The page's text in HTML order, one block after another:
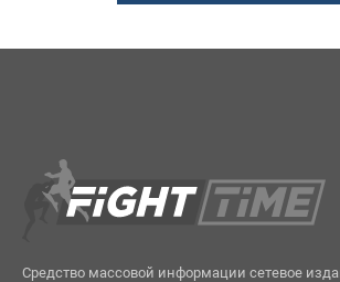
Средство массовой информации сетевое